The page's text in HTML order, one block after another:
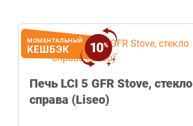
МОМЕНТАЛЬНЫЙ
КЕШБЭК 10%
Печь LCI 5 GFR Stove, стекло
справа (Liseo)